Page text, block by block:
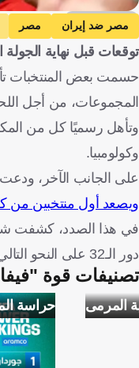
Getty Images
مصر ضد إيران مصر
العراق
كاب فيردي
النرويج
فرنسا
كولومبيا
البرتغال
كندا
الرأس الأخضر
بنما
إنجلترا
توقعات قبل نهاية الجولة
المجموعات، من أجل
وتأهل رسميًا كل من
وكولومبيا.
على الجانب الآخر،
ويصعد أول منتخبين من كل مجموعة،
في هذا الصدد، كشفت
دور الـ32 على النحو التالي:
تصنيفات قوة
المرمى حراسة